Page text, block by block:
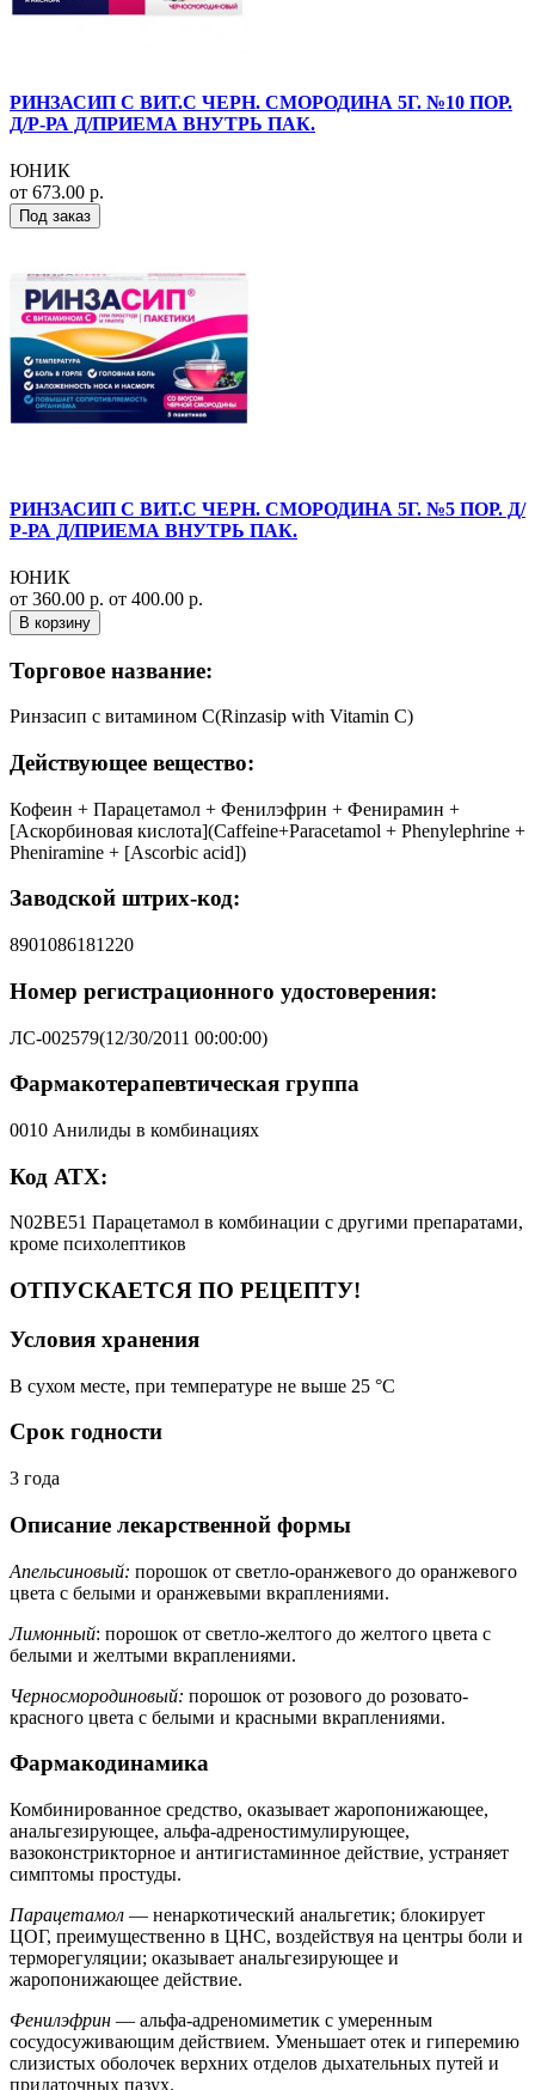
РИНЗАСИП С ВИТ.С ЧЕРН. СМОРОДИНА 5Г. №10 ПОР.
Д/Р-РА Д/ПРИЕМА ВНУТРЬ ПАК.
ЮНИК
от 673.00 р.
Под заказ
РИНЗАСИП С ВИТ.С ЧЕРН. СМОРОДИНА 5Г. №5 ПОР. Д/
Р-РА Д/ПРИЕМА ВНУТРЬ ПАК.
ЮНИК
от 360.00 р. от 400.00 р.
В корзину
Торговое название:
Ринзасип с витамином C(Rinzasip with Vitamin C)
Действующее вещество:
Кофеин + Парацетамол + Фенилэфрин + Фенирамин +
[Аскорбиновая кислота](Caffeine+Paracetamol + Phenylephrine +
Pheniramine + [Ascorbic acid])
Заводской штрих-код:
8901086181220
Номер регистрационного удостоверения:
ЛС-002579(12/30/2011 00:00:00)
Фармакотерапевтическая группа
0010 Анилиды в комбинациях
Код АТХ:
N02BE51 Парацетамол в комбинации с другими препаратами,
кроме психолептиков
ОТПУСКАЕТСЯ ПО РЕЦЕПТУ!
Условия хранения
В сухом месте, при температуре не выше 25 °C
Срок годности
3 года
Описание лекарственной формы
Апельсиновый: порошок от светло-оранжевого до оранжевого
цвета с белыми и оранжевыми вкраплениями.
Лимонный: порошок от светло-желтого до желтого цвета с
белыми и желтыми вкраплениями.
Черносмородиновый: порошок от розового до розовато-
красного цвета с белыми и красными вкраплениями.
Фармакодинамика
Комбинированное средство, оказывает жаропонижающее,
анальгезирующее, альфа-адреностимулирующее,
вазоконстрикторное и антигистаминное действие, устраняет
симптомы простуды.
Парацетамол — ненаркотический анальгетик; блокирует
ЦОГ, преимущественно в ЦНС, воздействуя на центры боли и
терморегуляции; оказывает анальгезирующее и
жаропонижающее действие.
Фенилэфрин — альфа-адреномиметик с умеренным
сосудосуживающим действием. Уменьшает отек и гиперемию
слизистых оболочек верхних отделов дыхательных путей и
придаточных пазух.